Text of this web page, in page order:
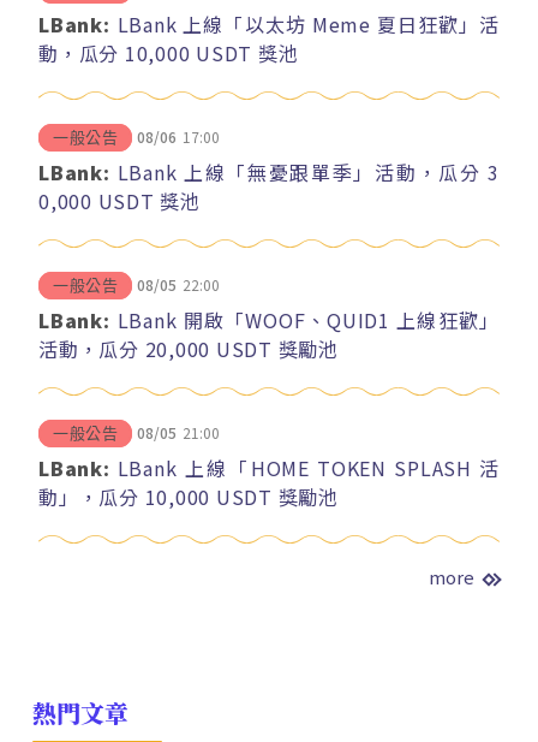
LBank: LBank 上線「以太坊 Meme 夏日狂歡」活
動，瓜分 10,000 USDT 獎池
一般公告 08/06 17:00
LBank: LBank 上線「無憂跟單季」活動，瓜分 3
0,000 USDT 獎池
一般公告 08/05 22:00
LBank: LBank 開啟「WOOF、QUID1 上線狂歡」
活動，瓜分 20,000 USDT 獎勵池
一般公告 08/05 21:00
LBank: LBank 上線「HOME TOKEN SPLASH 活
動」，瓜分 10,000 USDT 獎勵池
more
熱門文章